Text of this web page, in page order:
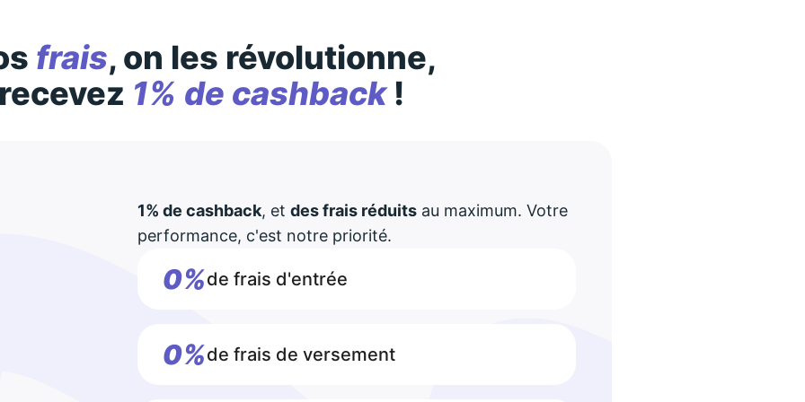
frais, on les révolutionne,
1% de cashback!
1% de cashback, et des frais réduitsau maximum. Votre
performance, c'est notre priorité.
0%de frais d'entrée
0%de frais de versement